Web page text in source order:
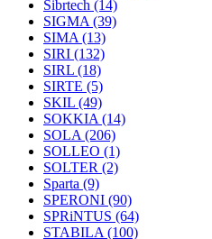
Sibrtech (14)
SIGMA (39)
SIMA (13)
SIRI (132)
SIRL (18)
SIRTE (5)
SKIL (49)
SOKKIA (14)
SOLA (206)
SOLLEO (1)
SOLTER (2)
Sparta (9)
SPERONI (90)
SPRiNTUS (64)
STABILA (100)